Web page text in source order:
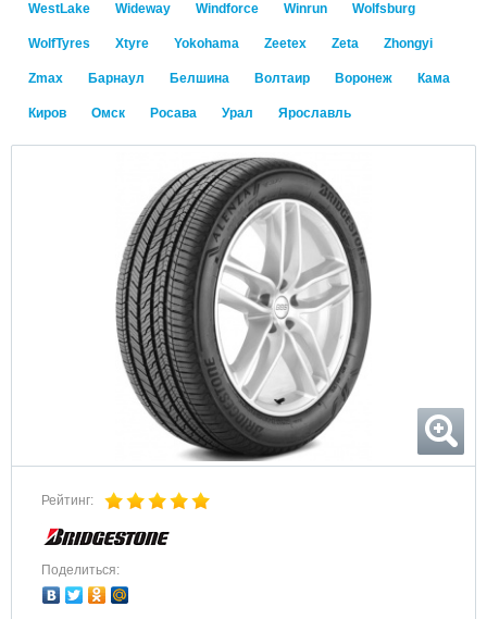
WestLake Wideway Windforce Winrun Wolfsburg
WolfTyres Xtyre Yokohama Zeetex Zeta Zhongyi
Zmax Барнаул Белшина Волтаир Воронеж Кама
Киров Омск Росава Урал Ярославль
Рейтинг:
Поделиться: